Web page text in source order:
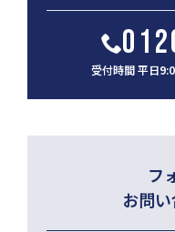
受付時間 平日
フ
お問